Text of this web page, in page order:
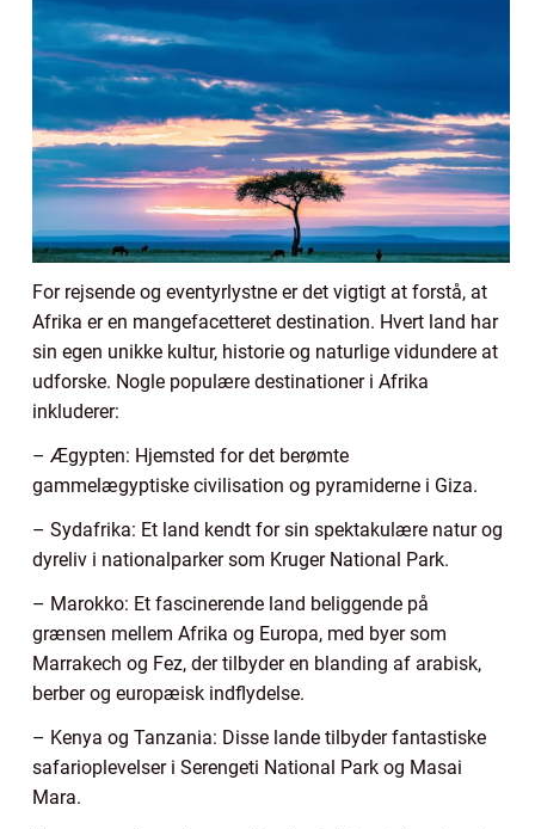
For rejsende og eventyrlystne er det vigtigt at forstå, at
Afrika er en mangefacetteret destination. Hvert land har
sin egen unikke kultur, historie og naturlige vidundere at
udforske. Nogle populære destinationer i Afrika
inkluderer:
– Ægypten: Hjemsted for det berømte
gammelægyptiske civilisation og pyramiderne i Giza.
– Sydafrika: Et land kendt for sin spektakulære natur og
dyreliv i nationalparker som Kruger National Park.
– Marokko: Et fascinerende land beliggende på
grænsen mellem Afrika og Europa, med byer som
Marrakech og Fez, der tilbyder en blanding af arabisk,
berber og europæisk indflydelse.
– Kenya og Tanzania: Disse lande tilbyder fantastiske
safarioplevelser i Serengeti National Park og Masai
Mara.